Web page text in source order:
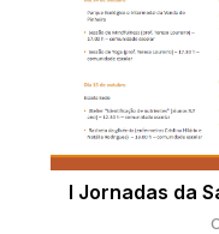
I Jornadas da